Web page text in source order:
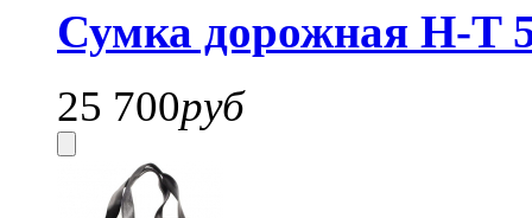
Сумка дорожная H-T
25 700руб